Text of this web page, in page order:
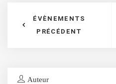
ÉVÈNEMENTS
PRÉCÉDENT
Auteur